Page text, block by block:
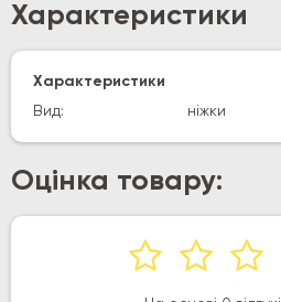
Характеристики
Характеристики
Вид:
ніжки
Оцінка товару: